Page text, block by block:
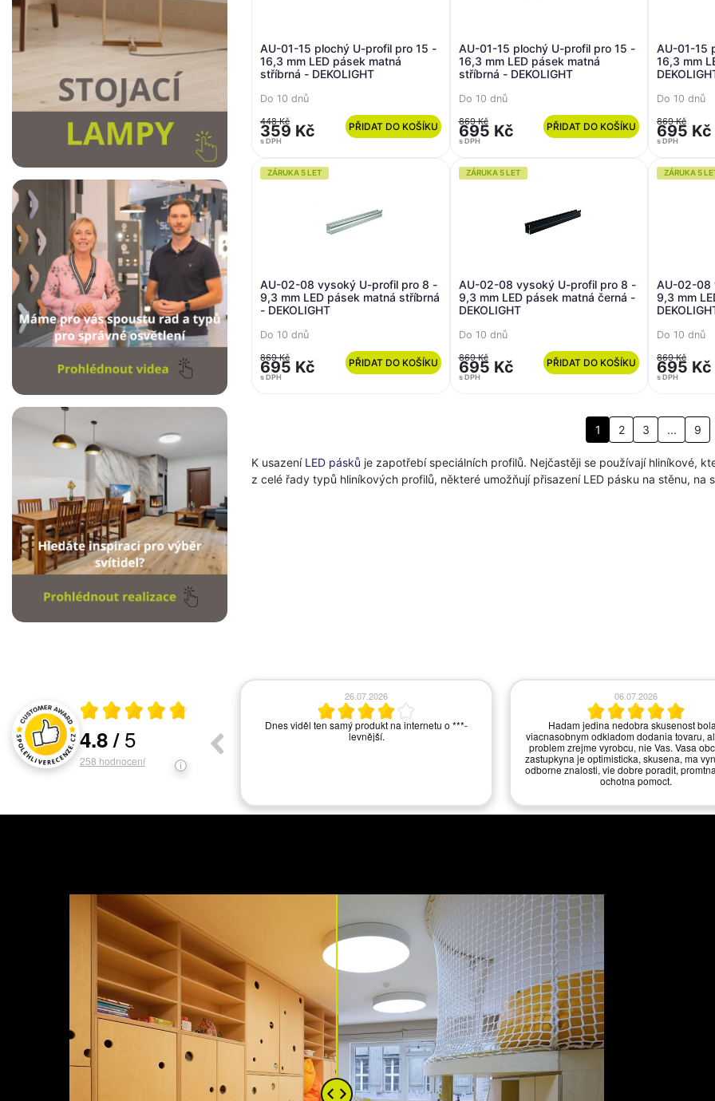
AU-01-15 plochý U-profil pro 15 -
16,3 mm LED pásek matná
stříbrná - DEKOLIGHT
Do 10 dnů
448 Kč
359 Kč
s DPH
PŘIDAT DO KOŠÍKU
AU-01-15 plochý U-profil pro 15 -
16,3 mm LED pásek matná
stříbrná - DEKOLIGHT
Do 10 dnů
869 Kč
695 Kč
s DPH
PŘIDAT DO KOŠÍKU
AU-01-15
16,3 mm
Do 10 dnů
869 Kč
695 Kč
s DPH
ZÁRUKA 5 LET
AU-02-08 vysoký U-profil pro 8 -
9,3 mm LED pásek matná stříbrná
- DEKOLIGHT
Do 10 dnů
869 Kč
695 Kč
s DPH
PŘIDAT DO KOŠÍKU
ZÁRUKA 5 LET
AU-02-08 vysoký U-profil pro 8 -
9,3 mm LED pásek matná černá -
DEKOLIGHT
Do 10 dnů
869 Kč
695 Kč
s DPH
PŘIDAT DO KOŠÍKU
ZÁRUKA 5
AU-02-08
9,3 mm
Do 10 dnů
869 Kč
695 Kč
s DPH
1 2 3 ... 9
K usazení LED pásků je zapotřebí speciálních profilů. Nejčastěji se používají hliníkové,
z celé řady typů hliníkových profilů, některé umožňují přisazení LED pásku na stěnu,
Hodnocení a recenze zákazníků
Průměrné hodnocení 4.8 z 5
4.8/5
258 hodnocení
13.06.2026
Asi nejlepší světelné studio v Praze a okolí. Velmi
ochotný personál. Velké množství vystavených
10.06.2026
Ano, jste vzorový obchod.